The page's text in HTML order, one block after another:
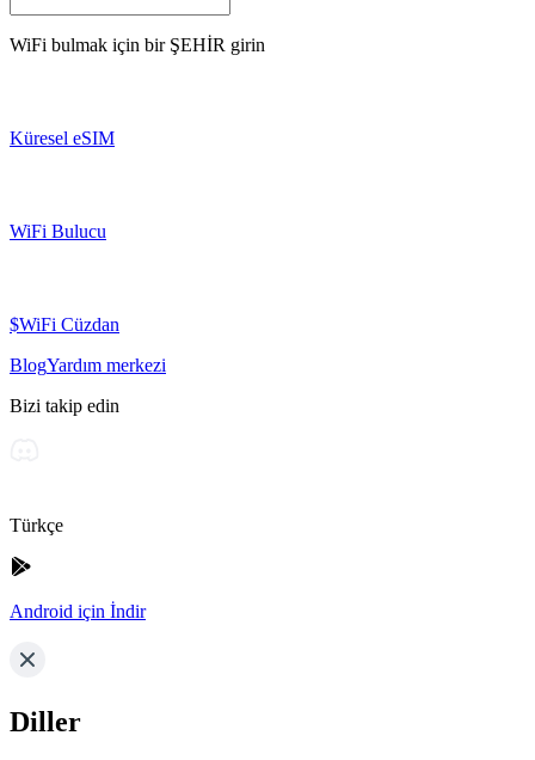
WiFi bulmak için bir ŞEHİR girin
Küresel eSIM
WiFi Bulucu
$WiFi Cüzdan
BlogYardım merkezi
Bizi takip edin
Türkçe
Android için İndir
Diller